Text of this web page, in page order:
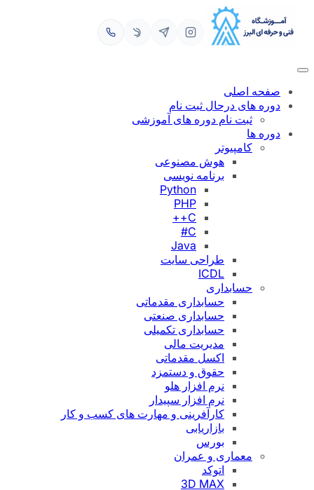
محتوا
صفحه اصلی
دوره های درحال ثبت نام
ثبت نام دوره های آموزشی
دوره ها
کامپیوتر
هوش مصنوعی
برنامه نویسی
Python
PHP
C++
C#
Java
طراحی سایت
ICDL
حسابداری
حسابداری مقدماتی
حسابداری صنعتی
حسابداری تکمیلی
مدیریت مالی
اکسل مقدماتی
حقوق و دستمزد
نرم افزار هلو
نرم افزار سپیدار
کارآفرینی و مهارت های کسب و کار
بازاریابی
بورس
معماری و عمران
اتوکد
3D MAX